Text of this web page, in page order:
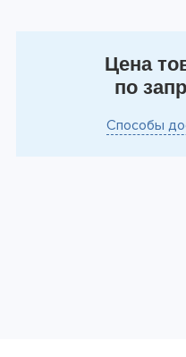
Цена
по
Способы